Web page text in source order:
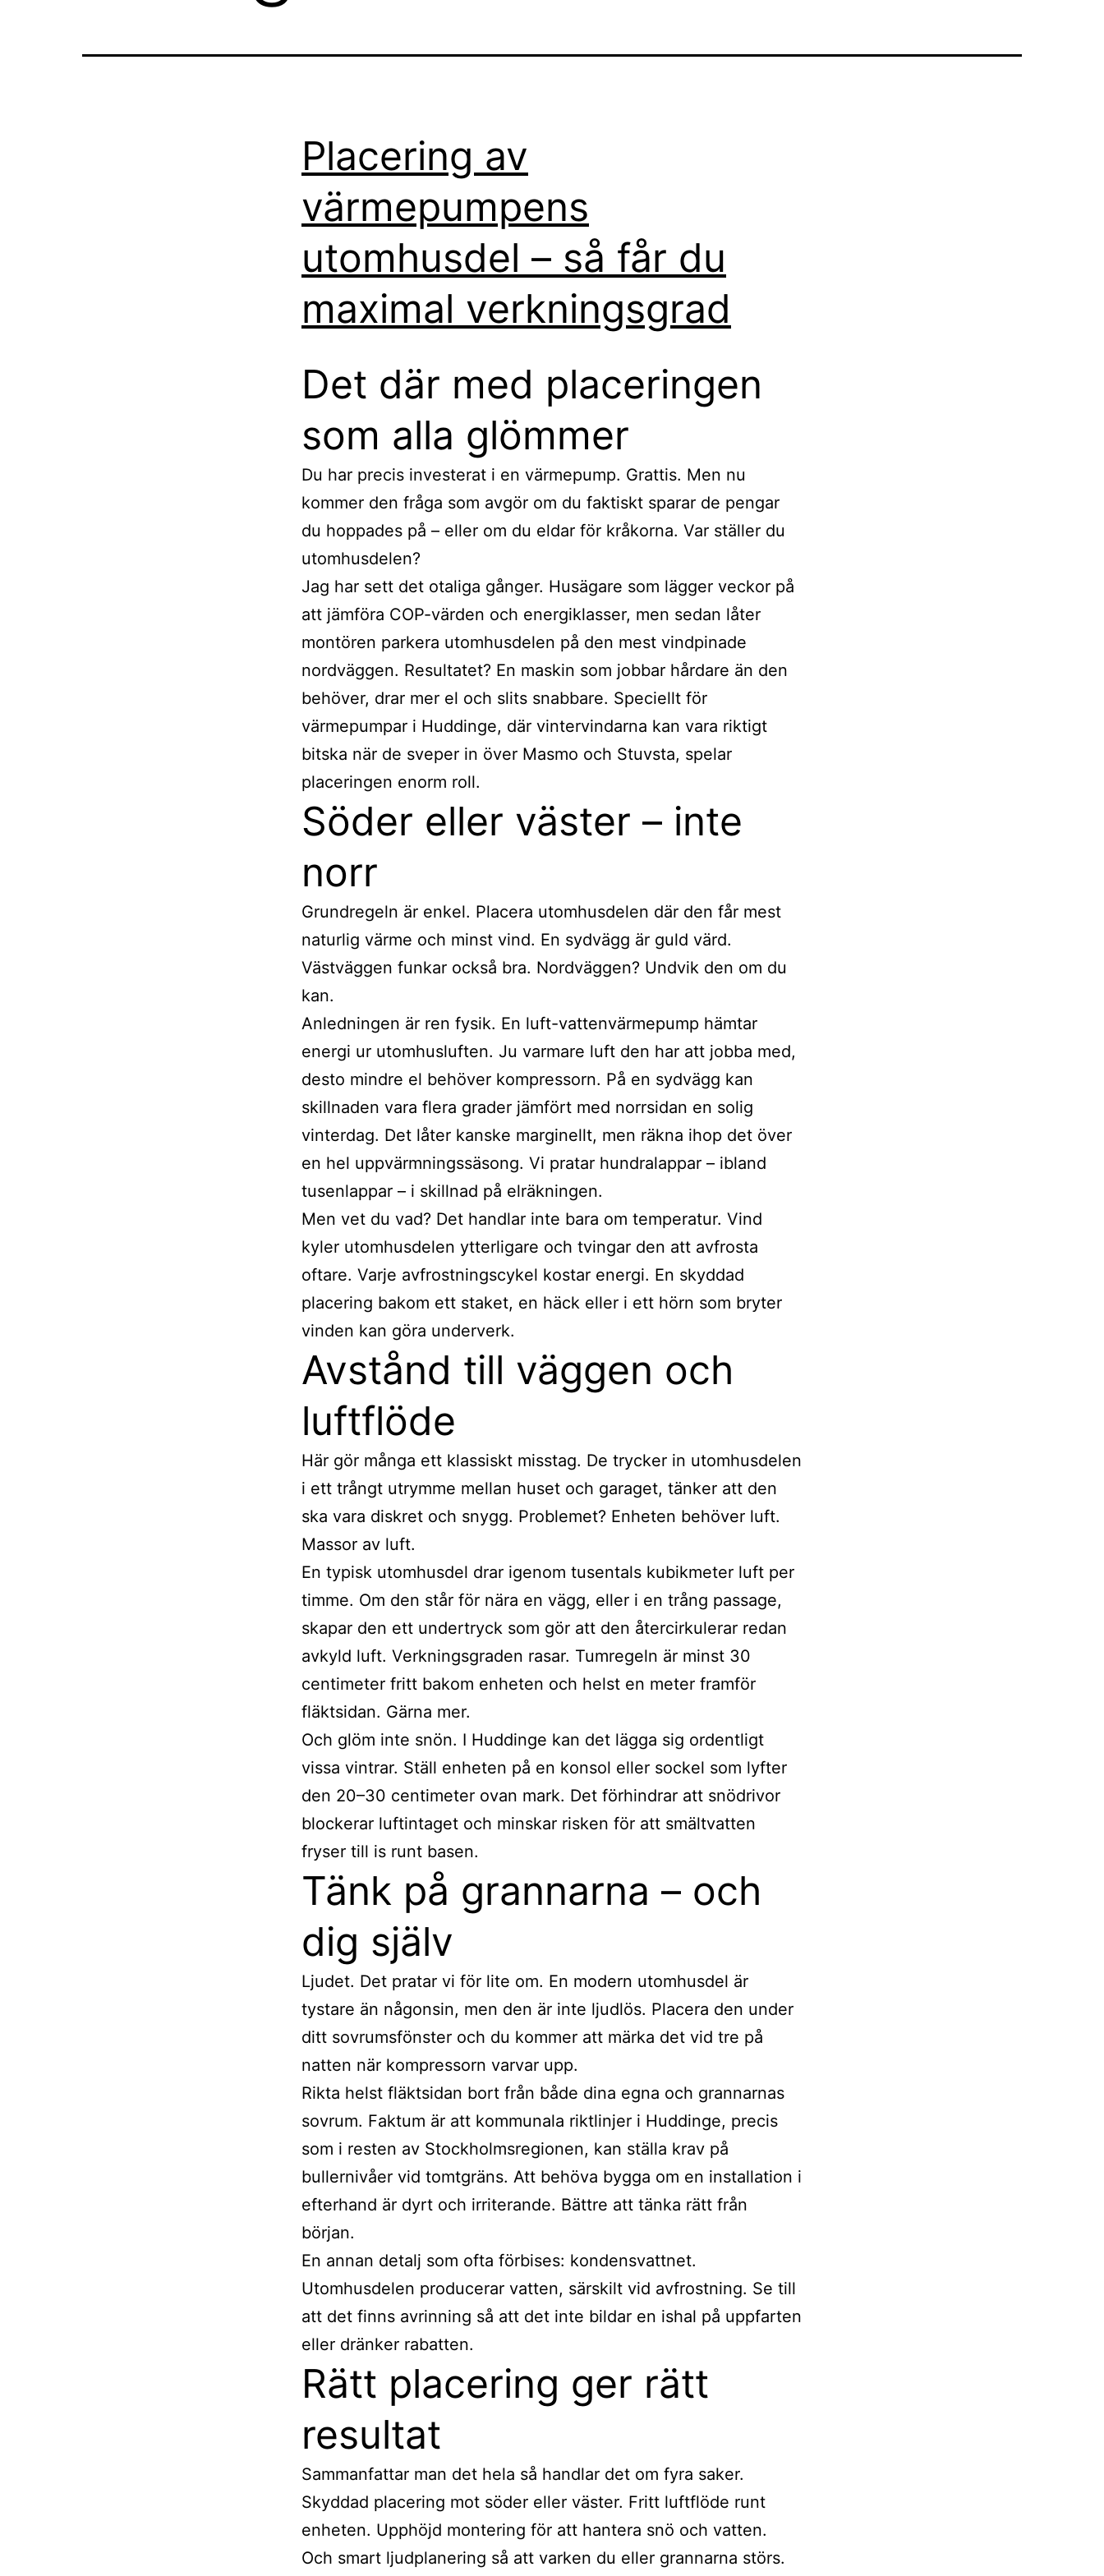
Placering av
värmepumpens
utomhusdel – så får du
maximal verkningsgrad
Det där med placeringen
som alla glömmer
Du har precis investerat i en värmepump. Grattis. Men nu
kommer den fråga som avgör om du faktiskt sparar de pengar
du hoppades på – eller om du eldar för kråkorna. Var ställer du
utomhusdelen?
Jag har sett det otaliga gånger. Husägare som lägger veckor på
att jämföra COP-värden och energiklasser, men sedan låter
montören parkera utomhusdelen på den mest vindpinade
nordväggen. Resultatet? En maskin som jobbar hårdare än den
behöver, drar mer el och slits snabbare. Speciellt för
värmepumpar i Huddinge, där vintervindarna kan vara riktigt
bitska när de sveper in över Masmo och Stuvsta, spelar
placeringen enorm roll.
Söder eller väster – inte
norr
Grundregeln är enkel. Placera utomhusdelen där den får mest
naturlig värme och minst vind. En sydvägg är guld värd.
Västväggen funkar också bra. Nordväggen? Undvik den om du
kan.
Anledningen är ren fysik. En luft-vattenvärmepump hämtar
energi ur utomhusluften. Ju varmare luft den har att jobba med,
desto mindre el behöver kompressorn. På en sydvägg kan
skillnaden vara flera grader jämfört med norrsidan en solig
vinterdag. Det låter kanske marginellt, men räkna ihop det över
en hel uppvärmningssäsong. Vi pratar hundralappar – ibland
tusenlappar – i skillnad på elräkningen.
Men vet du vad? Det handlar inte bara om temperatur. Vind
kyler utomhusdelen ytterligare och tvingar den att avfrosta
oftare. Varje avfrostningscykel kostar energi. En skyddad
placering bakom ett staket, en häck eller i ett hörn som bryter
vinden kan göra underverk.
Avstånd till väggen och
luftflöde
Här gör många ett klassiskt misstag. De trycker in utomhusdelen
i ett trångt utrymme mellan huset och garaget, tänker att den
ska vara diskret och snygg. Problemet? Enheten behöver luft.
Massor av luft.
En typisk utomhusdel drar igenom tusentals kubikmeter luft per
timme. Om den står för nära en vägg, eller i en trång passage,
skapar den ett undertryck som gör att den återcirkulerar redan
avkyld luft. Verkningsgraden rasar. Tumregeln är minst 30
centimeter fritt bakom enheten och helst en meter framför
fläktsidan. Gärna mer.
Och glöm inte snön. I Huddinge kan det lägga sig ordentligt
vissa vintrar. Ställ enheten på en konsol eller sockel som lyfter
den 20–30 centimeter ovan mark. Det förhindrar att snödrivor
blockerar luftintaget och minskar risken för att smältvatten
fryser till is runt basen.
Tänk på grannarna – och
dig själv
Ljudet. Det pratar vi för lite om. En modern utomhusdel är
tystare än någonsin, men den är inte ljudlös. Placera den under
ditt sovrumsfönster och du kommer att märka det vid tre på
natten när kompressorn varvar upp.
Rikta helst fläktsidan bort från både dina egna och grannarnas
sovrum. Faktum är att kommunala riktlinjer i Huddinge, precis
som i resten av Stockholmsregionen, kan ställa krav på
bullernivåer vid tomtgräns. Att behöva bygga om en installation i
efterhand är dyrt och irriterande. Bättre att tänka rätt från
början.
En annan detalj som ofta förbises: kondensvattnet.
Utomhusdelen producerar vatten, särskilt vid avfrostning. Se till
att det finns avrinning så att det inte bildar en ishal på uppfarten
eller dränker rabatten.
Rätt placering ger rätt
resultat
Sammanfattar man det hela så handlar det om fyra saker.
Skyddad placering mot söder eller väster. Fritt luftflöde runt
enheten. Upphöjd montering för att hantera snö och vatten.
Och smart ljudplanering så att varken du eller grannarna störs.